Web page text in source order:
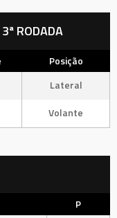
RODADA
Posição
Lateral
Volante
P